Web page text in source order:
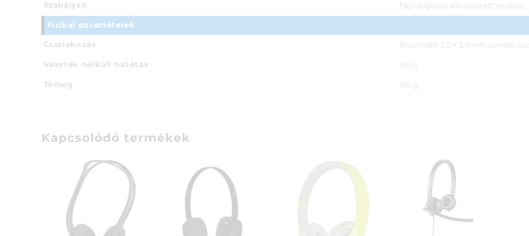
Szabályzó Fejhallgatón elhelyezett vezérlő
Fizikai paraméterek
Csatlakozás Bluetooth 3.0 + 3,5mm combo
Vezeték nélküli hatótáv 10 m
Tömeg 150 g
Kapcsolódó termékek